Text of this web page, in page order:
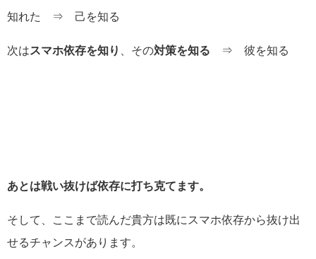
知れた ⇒ 己を知る
次はスマホ依存を知り 、その対策を知る ⇒ 彼を知る
あとは戦い抜けば依存に打ち克てます。
そして、ここまで読んだ貴方は既にスマホ依存から抜け出
せるチャンスがあります。